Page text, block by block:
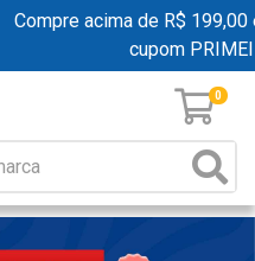
Compre acima de R$ 199,00 e
cupom
0